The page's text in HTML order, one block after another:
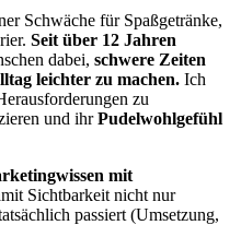
Schwäche für Spaßgetränke,
Seit über 12 Jahren
dabei, schwere Zeiten
leichter zu machen. Ich
zu
und ihrPudelwohlgefühl
mit
Sichtbarkeit nicht nur
passiert (Umsetzung,